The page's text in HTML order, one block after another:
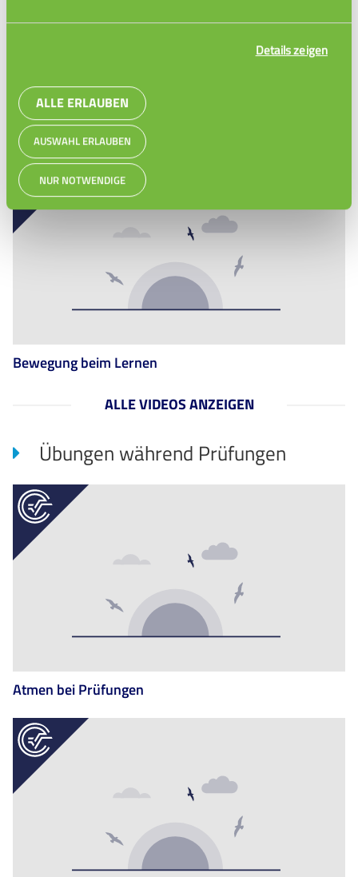
Details zeigen
ALLE ERLAUBEN
AUSWAHL ERLAUBEN
NUR NOTWENDIGE
Zeitplan erstellen
Bewegung beim Lernen
ALLE VIDEOS ANZEIGEN
Übungen während Prüfungen
Atmen bei Prüfungen